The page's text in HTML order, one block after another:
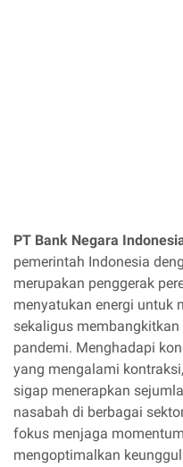
PT Bank Negara
pemerintah Indonesia
merupakan penggerak
menyatukan energi untuk
sekaligus
pandemi. Menghadapi
yang mengalami
sigap menerapkan
nasabah di berbagai
fokus menjaga
mengoptimalkan